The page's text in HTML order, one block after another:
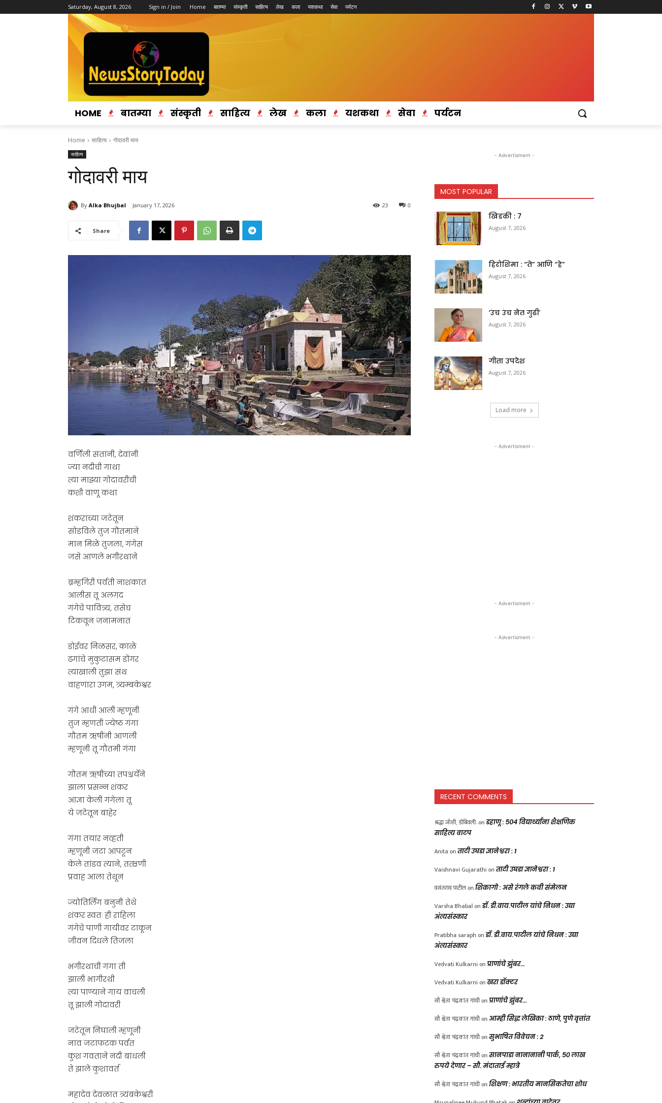
Saturday, August 8, 2026 Sign in / Join Home बातम्या संस्कृती साहित्य लेख कला यशकथा सेवा पर्यटन
HOME बातम्या संस्कृती साहित्य लेख कला यशकथा सेवा पर्यटन
Home साहित्य गोदावरी माय
साहित्य
गोदावरी माय
By Alka Bhujbal January 17, 2026 0
23
Share
वर्णिली संतांनी, देवांनी
ज्या नदीची गाथा
त्या माझ्या गोदावरीची
कशी वाणू कथा
शंकराच्या जटेतून
सोडविले तुज गौतमाने
मान मिळे तुजला, गंगेस
जसे आणले भगीरथाने
ब्रम्हगिरी पर्वती नाशकात
आलीस तू अलगद
गंगेचे पावित्र्य, तसेच
टिकवून जनामनात
डोईवर निळसर, काळे
ढगांचे मुकुटासम डोंगर
त्याखाली तुझा संथ
वाहणारा उगम, त्र्यम्बकेश्वर
गंगे आधी आली म्हणूनी
तुज म्हणती ज्येष्ठ गंगा
गौतम ऋषींनी आणली
म्हणूनी तू गौतमी गंगा
गौतम ऋषींच्या तपश्चर्येने
झाला प्रसन्न शंकर
आज्ञा केली गंगेला तू
ये जटेतून बाहेर
गंगा तयार नव्हती
म्हणूनी जटा आपटून
केले तांडव त्याने, तत्क्षणी
प्रवाह आला तेथून
ज्योतिर्लिंग बनुनी तेथे
शंकर स्वतः ही राहिला
गंगेचे पाणी गायीवर टाकून
जीवन दिधले तिजला
भगीरथाची गंगा ती
झाली भागीरथी
त्या पाण्याने गाय वाचली
तू झाली गोदावरी
जटेतून निघाली म्हणूनी
नाव जटाफटक पर्वत
कुश गवताने नदी बांधली
ते झाले कुशावर्त
महादेव देवळात त्र्यंबकेश्वरी
- Advertisment -
MOST POPULAR
खिडकी : 7
August 7, 2026
हिरोशिमा : “ते” आणि “हे”
August 7, 2026
‘उंच उंच नेत गुढी’
August 7, 2026
गीता उपदेश
August 7, 2026
Load more
- Advertisment -
- Advertisment -
- Advertisment -
RECENT COMMENTS
श्रद्धा जोशी, डोंबिवली. on डहाणू : ५०४ विद्यार्थ्यांना शैक्षणिक
साहित्य वाटप
Anita on ताटी उघडा ज्ञानेश्वरा : 1
Vaishnavi Gujarathi on ताटी उघडा ज्ञानेश्वरा : 1
वसंतराव पाटील on शिकागो : असे रंगले कवी संमेलन
Varsha Bhabal on डॉ. डी.वाय.पाटील यांचे निधन : उद्या
अंत्यसंस्कार
Pratibha saraph on डॉ. डी.वाय.पाटील यांचे निधन : उद्या
अंत्यसंस्कार
Vedvati Kulkarni on प्राणांचे झुंबर…
Vedvati Kulkarni on खरा डॉक्टर
सौ श्वेता चंद्रकांत गांधी on प्राणांचे झुंबर…
सौ श्वेता चंद्रकांत गांधी on आम्ही सिद्ध लेखिका : ठाणे, पुणे वृत्तांत
सौ श्वेता चंद्रकांत गांधी on सुभाषित विवेचन : 2
सौ श्वेता चंद्रकांत गांधी on सानपाडा नानानानी पार्क, ५० लाख
रुपये देणार – सौ. मंदाताई म्हात्रे
सौ श्वेता चंद्रकांत गांधी on शिक्षण : भारतीय मानसिकतेचा शोध